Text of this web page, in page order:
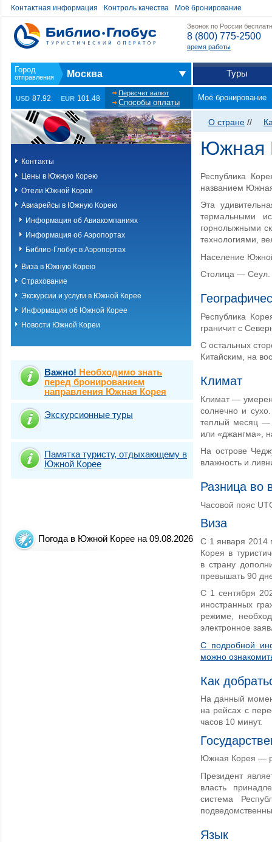
Контактная информация Контроль качества Моё бронирование
Звонок по России
8 (800) 775-2500
время работы
Москва Туры
USD 87.92 EUR 101.48
Пересчет валют
Способы оплаты
Моё бронирование
Контакты
Цены в Южную Корею
Отели Южной Кореи
Авиарейсы в Южную Корею
Информация об Авиакомпаниях
Информация об Аэропортах
Библио-Глобус в Аэропортах
Виза в Южную Корею
Страхование
Экскурсии и услуги в Южной Корее
Информация об Южной Корее
Новости Южной Кореи
Важно! Необходимо знать
перед бронированием
направления Южная Корея
Экскурсионные туры
Памятка туристу, отдыхающему в
Южной Корее
Погода в Южной Корее на 09.08.2026
О стране //
Южная
Республика
названием
Эта
термальными
горнолыжными
технологиями,
Население
Столица — Сеул.
Республика
граничит с
С остальных
Китайским, на
Климат
Климат —
солнечно и
теплый месяц —
или «джангма»,
На острове
влажность и
Разница во
Часовой пояс
Виза
С 1 января 2014
Корея в
в страну
превышать 90
С 1 сентября
иностранных
режиме,
электронное
С подробной
можно
Как
На данный
на рейсах с
часов 10 минут.
Южная Корея —
Президент
власть
система
Язык